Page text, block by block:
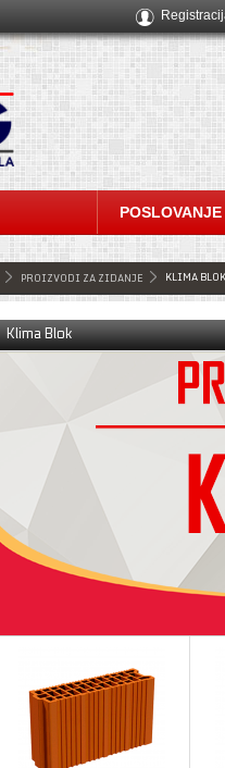
POSLOVANJE
PROIZVODI ZA ZIDANJE KLIMA BLOK
Klima Blok